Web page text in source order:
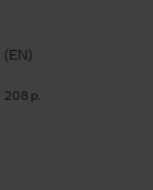
(EN)
208